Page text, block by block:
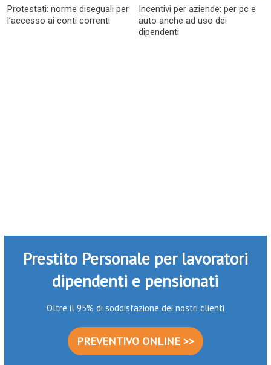
Protestati: norme diseguali per
l’accesso ai conti correnti
Incentivi per aziende: per pc e
auto anche ad uso dei
dipendenti
Prestito Personale per lavoratori
dipendenti e pensionati
Oltre il 95% di soddisfazione dei nostri clienti
PREVENTIVO ONLINE >>